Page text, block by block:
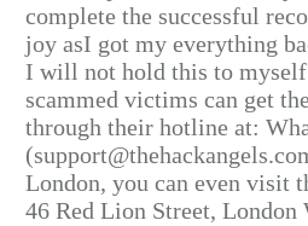
complete the successful
joy asI got my everything
I will not hold this to
scammed victims can get
through their hotline at:
London, you can even visit
46 Red Lion Street, London